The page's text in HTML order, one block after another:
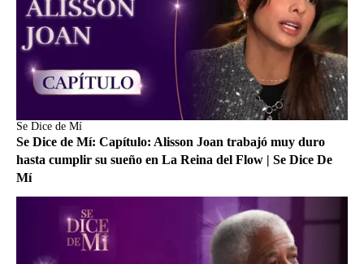
Se Dice de Mí
Se Dice de Mí: Capítulo: Alisson Joan trabajó muy duro
hasta cumplir su sueño en La Reina del Flow | Se Dice De
Mí